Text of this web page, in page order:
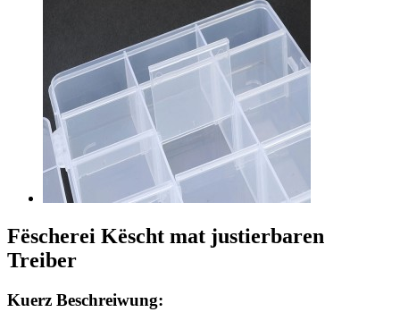
Fëscherei Këscht mat justierbaren
Treiber
Kuerz Beschreiwung: